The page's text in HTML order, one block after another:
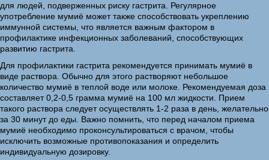
для людей, подверженных риску гастрита. Регулярное
употребление мумиё может также способствовать укреплению
иммунной системы, что является важным фактором в
профилактике инфекционных заболеваний, способствующих
развитию гастрита.
Для профилактики гастрита рекомендуется принимать мумиё в
виде раствора. Обычно для этого растворяют небольшое
количество мумиё в теплой воде или молоке. Рекомендуемая доза
составляет 0,2-0,5 грамма мумиё на 100 мл жидкости. Прием
такого раствора следует осуществлять 1-2 раза в день, желательно
за 30 минут до еды. Важно помнить, что перед началом приема
мумиё необходимо проконсультироваться с врачом, чтобы
исключить возможные противопоказания и определить
индивидуальную дозировку.